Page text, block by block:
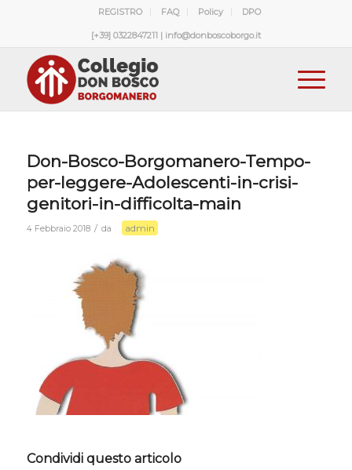
REGISTRO FAQ Policy DPO
[+39] 0322847211 | info@donboscoborgo.it
Don-Bosco-Borgomanero-Tempo-
per-leggere-Adolescenti-in-crisi-
genitori-in-difficolta-main
4 Febbraio 2018 / da admin
Condividi questo articolo